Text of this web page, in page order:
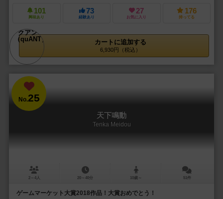
101
興味あり
73
経験あり
27
お気に入り
176
持ってる
カートに追加する
6,930円（税込）
No.25
天下鳴動
Tenka Meidou
2～4人 20～40分 10歳～ 51件
ゲームマーケット大賞2018作品！大賞おめでとう！